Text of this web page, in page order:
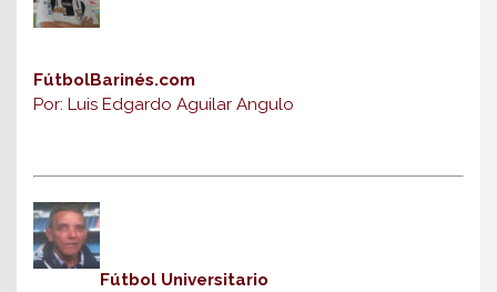
FútbolBarinés.com
Por: Luis Edgardo Aguilar Angulo
Fútbol Universitario